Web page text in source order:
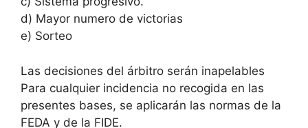
d) Mayor numero de victorias
e) Sorteo
Las decisiones del árbitro serán inapelables
Para cualquier incidencia no recogida en las
presentes bases, se aplicarán las normas de la
FEDA y de la FIDE.